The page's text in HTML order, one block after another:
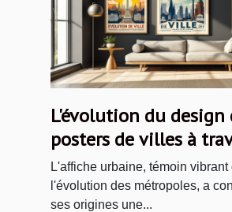
L'évolution du design
posters de villes à
temps
L'affiche urbaine, témoin vibrant
l'évolution des métropoles, a
ses origines une...